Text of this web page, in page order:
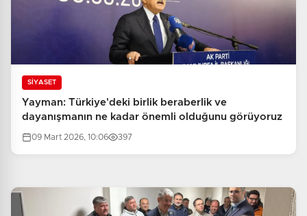
SİYASET
Yayman: Türkiye'deki birlik beraberlik ve
dayanışmanın ne kadar önemli olduğunu görüyoruz
09 Mart 2026, 10:06 397